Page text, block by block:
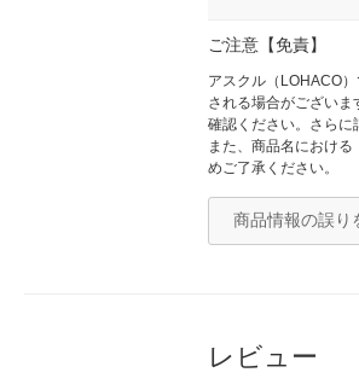
ご注意【免責】
アスクル（LOHACO
される場合がござい
確認ください。さらに
また、商品名におけ
めご了承ください。
商品情報の誤り
レビュー